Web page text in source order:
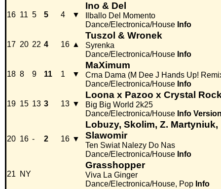
16 11 5 5 4 ▼
Ino & Del
Ilballo Del Momento
Dance/Electronica/House Info
17 20 22 4 16 ▲
Tuszol & Wronek
Syrenka
Dance/Electronica/House Info
18 8 9 11 1 ▼
MaXimum
Crna Dama (M Dee J Hands Up!
Dance/Electronica/House Info
19 15 13 3 13 ▼
Loona x Pazoo x Crystal
Big Big World 2k25
Dance/Electronica/House Info
20 16 - 2 16 ▼
Lobuzy, Skolim, Z. Martyniuk,
Slawomir
Ten Swiat Nalezy Do Nas
Dance/Electronica/House Info
21 NY
Grasshopper
Viva La Ginger
Dance/Electronica/House, Pop Info